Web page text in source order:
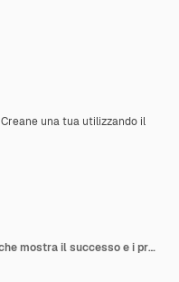
Creane una tua utilizzando il
Grafico a tendenza ascendente che mostra il successo e i progressi della crescita